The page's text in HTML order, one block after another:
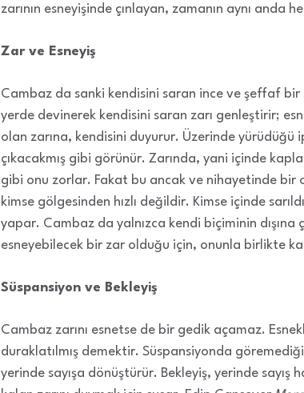
zarının esneyişinde çınlayan, zamanın aynı
Zar ve Esneyiş
Cambaz da sanki kendisini saran ince ve şeffaf bir
yerde devinerek kendisini saran zarı genleştirir;
olan zarına, kendisini duyurur. Üzerinde yürüdüğü
çıkacakmış gibi görünür. Zarında, yani içinde
gibi onu zorlar. Fakat bu ancak ve nihayetinde bir
kimse gölgesinden hızlı değildir. Kimse içinde
yapar. Cambaz da yalnızca kendi biçiminin dışına
esneyebilecek bir zar olduğu için, onunla birlikte
Süspansiyon ve Bekleyiş
Cambaz zarını esnetse de bir gedik açamaz.
duraklatılmış demektir. Süspansiyonda
yerinde sayışa dönüştürür. Bekleyiş, yerinde